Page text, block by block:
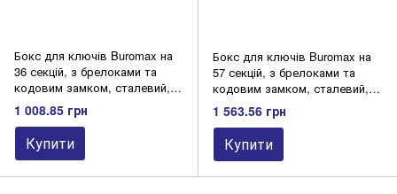
Бокс для ключів Buromax на
36 секцій, з брелоками та
кодовим замком, сталевий,
чорний
1 008.85 грн
Купити
Бокс для ключів Buromax на
57 секцій, з брелоками та
кодовим замком, сталевий,
чорний
1 563.56 грн
Купити